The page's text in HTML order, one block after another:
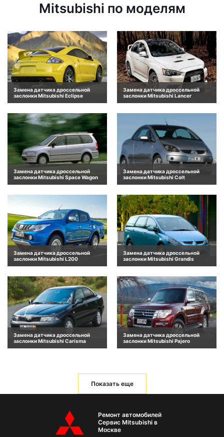
Mitsubishi по моделям
Замена датчика дроссельной
заслонки Mitsubishi Eclipse
Замена датчика дроссельной
заслонки Mitsubishi Lancer
Замена датчика дроссельной
заслонки Mitsubishi Space Wagon
Замена датчика дроссельной
заслонки Mitsubishi Colt
Замена датчика дроссельной
заслонки Mitsubishi L200
Замена датчика дроссельной
заслонки Mitsubishi Grandis
Замена датчика дроссельной
заслонки Mitsubishi Carisma
Замена датчика дроссельной
заслонки Mitsubishi Pajero
Показать еще
Ремонт автомобилей
Сервис Mitsubishi в
Москве